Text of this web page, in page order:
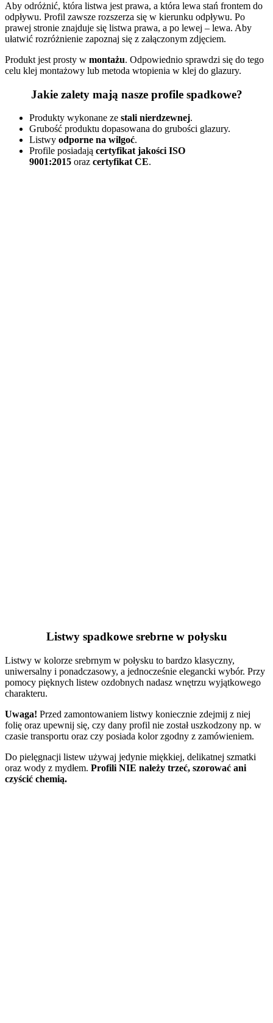
Aby odróżnić, która listwa jest prawa, a która lewa stań frontem do
odpływu. Profil zawsze rozszerza się w kierunku odpływu. Po
prawej stronie znajduje się listwa prawa, a po lewej – lewa. Aby
ułatwić rozróżnienie zapoznaj się z załączonym zdjęciem.
Produkt jest prosty w montażu. Odpowiednio sprawdzi się do tego
celu klej montażowy lub metoda wtopienia w klej do glazury.
Jakie zalety mają nasze profile spadkowe?
Produkty wykonane ze stali nierdzewnej.
Grubość produktu dopasowana do grubości glazury.
Listwy odporne na wilgoć.
Profile posiadają certyfikat jakości ISO
9001:2015 oraz certyfikat CE.
Listwy spadkowe srebrne w połysku
Listwy w kolorze srebrnym w połysku to bardzo klasyczny,
uniwersalny i ponadczasowy, a jednocześnie elegancki wybór. Przy
pomocy pięknych listew ozdobnych nadasz wnętrzu wyjątkowego
charakteru.
Uwaga! Przed zamontowaniem listwy koniecznie zdejmij z niej
folię oraz upewnij się, czy dany profil nie został uszkodzony np. w
czasie transportu oraz czy posiada kolor zgodny z zamówieniem.
Do pielęgnacji listew używaj jedynie miękkiej, delikatnej szmatki
oraz wody z mydłem. Profili NIE należy trzeć, szorować ani
czyścić chemią.